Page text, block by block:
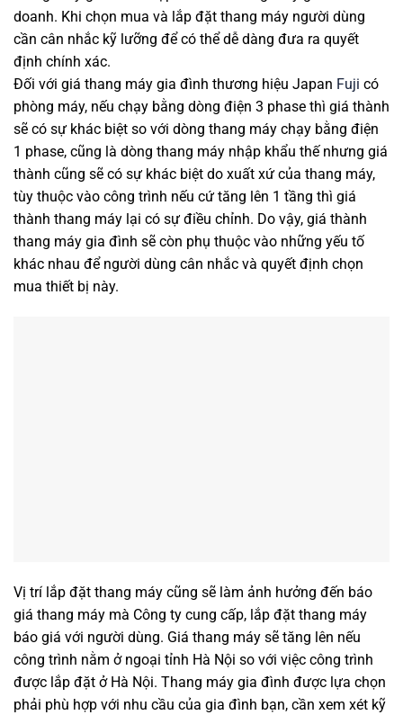
doanh. Khi chọn mua và lắp đặt thang máy người dùng
cần cân nhắc kỹ lưỡng để có thể dễ dàng đưa ra quyết
định chính xác.
Đối với giá thang máy gia đình thương hiệu Japan Fuji có
phòng máy, nếu chạy bằng dòng điện 3 phase thì giá thành
sẽ có sự khác biệt so với dòng thang máy chạy bằng điện
1 phase, cũng là dòng thang máy nhập khẩu thế nhưng giá
thành cũng sẽ có sự khác biệt do xuất xứ của thang máy,
tùy thuộc vào công trình nếu cứ tăng lên 1 tầng thì giá
thành thang máy lại có sự điều chỉnh. Do vậy, giá thành
thang máy gia đình sẽ còn phụ thuộc vào những yếu tố
khác nhau để người dùng cân nhắc và quyết định chọn
mua thiết bị này.
Vị trí lắp đặt thang máy cũng sẽ làm ảnh hưởng đến báo
giá thang máy mà Công ty cung cấp, lắp đặt thang máy
báo giá với người dùng. Giá thang máy sẽ tăng lên nếu
công trình nằm ở ngoại tỉnh Hà Nội so với việc công trình
được lắp đặt ở Hà Nội. Thang máy gia đình được lựa chọn
phải phù hợp với nhu cầu của gia đình bạn, cần xem xét kỹ